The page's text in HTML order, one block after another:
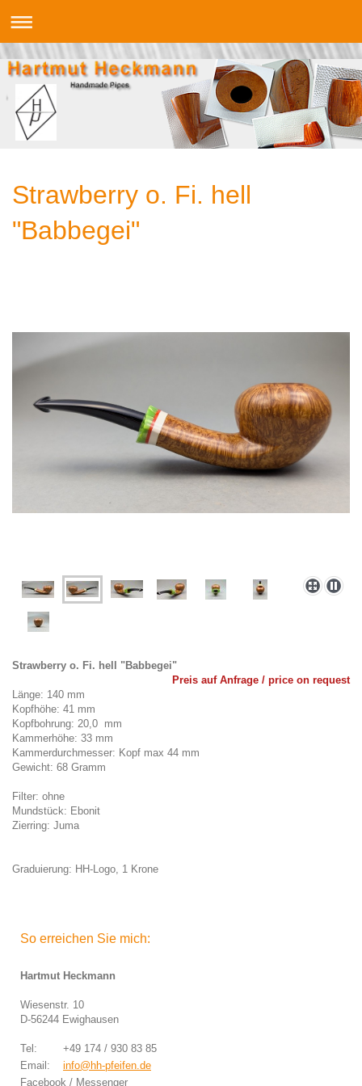
Strawberry o. Fi. hell
"Babbegei"
Strawberry o. Fi. hell "Babbegei"
Preis auf Anfrage / price on request
Länge: 140 mm
Kopfhöhe: 41 mm
Kopfbohrung: 20,0 mm
Kammerhöhe: 33 mm
Kammerdurchmesser: Kopf max 44 mm
Gewicht: 68 Gramm
Filter: ohne
Mundstück: Ebonit
Zierring: Juma
Graduierung: HH-Logo, 1 Krone
So erreichen Sie mich:
Hartmut Heckmann
Wiesenstr. 10
D-56244 Ewighausen
Tel: +49 174 / 930 83 85
Email: info@hh-pfeifen.de
Facebook / Messenger